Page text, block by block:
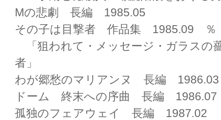
Mの悲劇 長編 1985.05
その子は目撃者 作品集 1985.09 ％
「狙われて・メッセージ・ガラスの
者」
わが郷愁のマリアンヌ 長編 1986.03
ドーム 終末への序曲 長編
孤独のフェアウェイ 長編 1987.02